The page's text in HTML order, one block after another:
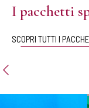
I pacchetti
SCOPRI TUTTI I